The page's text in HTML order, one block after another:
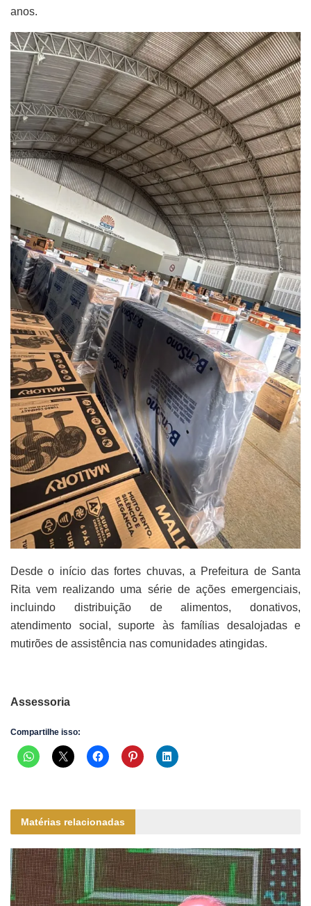
anos.
Desde o início das fortes chuvas, a Prefeitura de Santa
Rita vem realizando uma série de ações emergenciais,
incluindo distribuição de alimentos, donativos,
atendimento social, suporte às famílias desalojadas e
mutirões de assistência nas comunidades atingidas.
Assessoria
Compartilhe isso:
Matérias relacionadas